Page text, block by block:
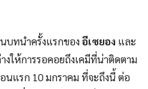
บทนำครั้งแรกของอีเซยอง และ
ให้การรอคอยถึงเคมีที่น่าติดตาม
นแรก 10 มกราคม ที่จะถึงนี้ ต่อ